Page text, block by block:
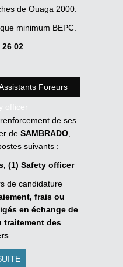
de Ouaga 2000.
minimum BEPC.
26 02
Foreurs
officer
de ses
de SAMBRADO
suivants :
(1) Safety officer
de candidature
frais ou
en échange de
traitement des
.